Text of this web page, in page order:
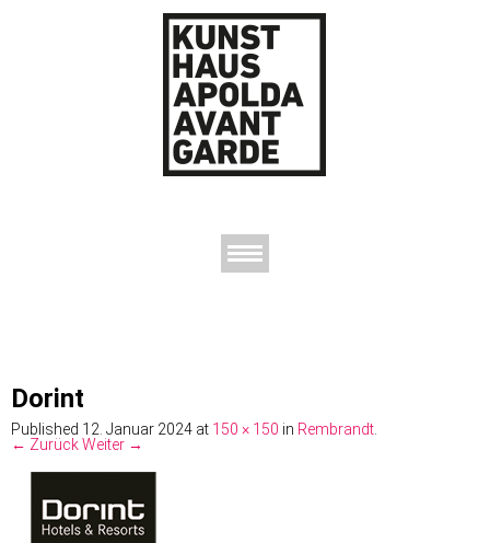
Dorint
Published 12. Januar 2024 at 150 × 150 in Rembrandt.
← ZurückWeiter →